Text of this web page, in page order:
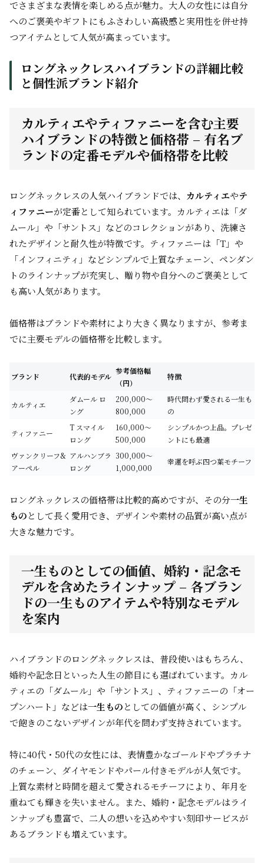
でさまざまな表情を楽しめる点が魅力。大人の女性には自分
へのご褒美やギフトにもふさわしい高級感と実用性を併せ持
つアイテムとして人気が高まっています。
ロングネックレスハイブランドの詳細比較
と個性派ブランド紹介
カルティエやティファニーを含む主要
ハイブランドの特徴と価格帯 – 有名ブ
ランドの定番モデルや価格帯を比較
ロングネックレスの人気ハイブランドでは、 カルティエやテ
ィファニーが定番として知られています。カルティエは「ダ
ムール」や「サントス」などのコレクションがあり、洗練さ
れたデザインと耐久性が特徴です。ティファニーは「T」や
「インフィニティ」などシンプルで上質なチェーン、ペンダン
トのラインナップが充実し、贈り物や自分へのご褒美として
も高い人気があります。
価格帯はブランドや素材により大きく異なりますが、参考ま
でに主要モデルの価格帯を比較します。
ブランド 代表的モデル
参考価格幅
（円）
特徴
カルティエ
ダムール ロ
ング
200,000〜
800,000
時代問わず愛される一生も
の
ティファニー
T スマイル
ロング
160,000〜
500,000
シンプルかつ上品。プレゼ
ントにも最適
ヴァンクリーフ&
アーペル
アルハンブラ
ロング
300,000〜
1,000,000
幸運を呼ぶ四つ葉モチーフ
ロングネックレスの価格帯は比較的高めですが、その分一生
ものとして長く愛用でき、デザインや素材の品質が高い点が
大きな魅力です。
一生ものとしての価値、婚約・記念モ
デルを含めたラインナップ – 各ブラン
ドの一生ものアイテムや特別なモデル
を案内
ハイブランドのロングネックレスは、普段使いはもちろん、
婚約や記念日といった人生の節目にも選ばれています。カル
ティエの「ダムール」や「サントス」、ティファニーの「オー
プンハート」などは一生ものとしての価値が高く、シンプル
で飽きのこないデザインが年代を問わず支持されています。
特に40代・50代の女性には、表情豊かなゴールドやプラチナ
のチェーン、ダイヤモンドやパール付きモデルが人気です。
上質な素材と時間を超えて愛されるモチーフにより、年月を
重ねても輝きを失いません。また、婚約・記念モデルはライ
ンナップも豊富で、二人の想いを込めやすい刻印サービスが
あるブランドも増えています。